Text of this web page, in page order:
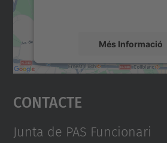
Més Informació
Accepta
powered by
Contacte
Junta de PAS Funcionari